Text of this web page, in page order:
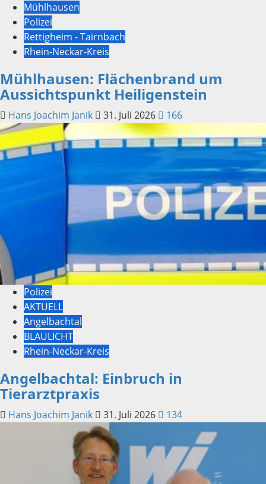
Mühlhausen
Polizei
Rettigheim - Tairnbach
Rhein-Neckar-Kreis
Mühlhausen: Flächenbrand um
Aussichtspunkt Heiligenstein
Hans Joachim Janik 31. Juli 2026 166
Polizei
AKTUELL
Angelbachtal
BLAULICHT
Rhein-Neckar-Kreis
Angelbachtal: Einbruch in
Tierarztpraxis
Hans Joachim Janik 31. Juli 2026 134